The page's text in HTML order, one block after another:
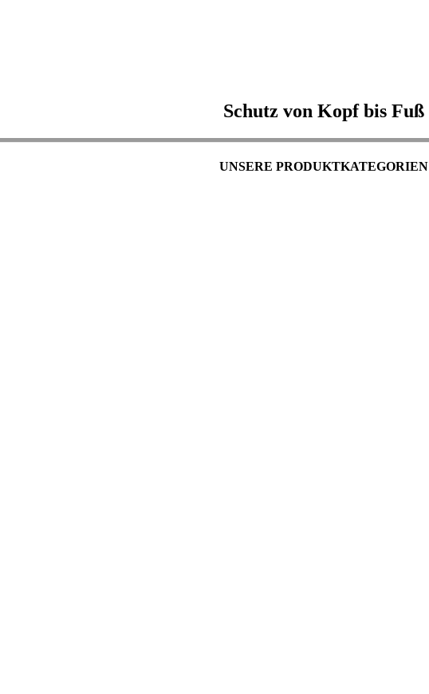
Schutz von Kopf bis Fuß
UNSERE PRODUKTKATEGORIEN